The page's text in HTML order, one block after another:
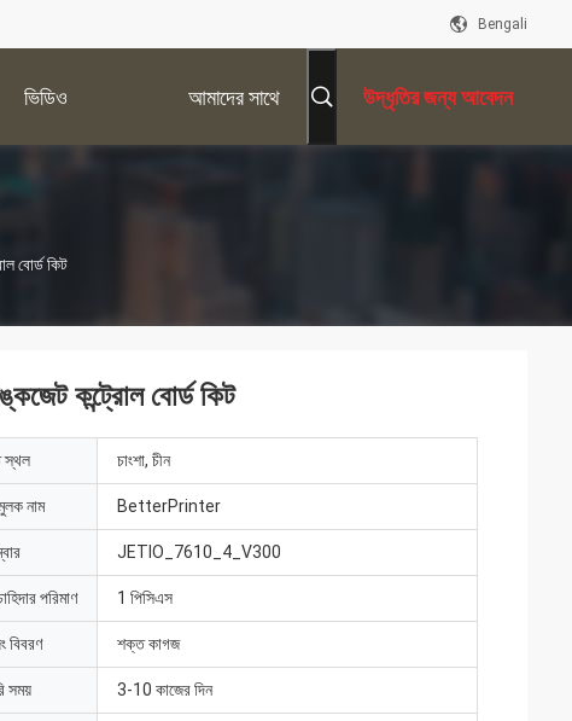
Bengali
ভিডিও আমাদের সাথে উদ্ধৃতির জন্য আবেদন
বোর্ড কিট
কন্ট্রোল বোর্ড কিট
স্থল চাংশা, চীন
নাম BetterPrinter
JETIO_7610_4_V300
পরিমাণ 1 পিসিএস
বিবরণ শক্ত কাগজ
সময় 3-10 কাজের দিন